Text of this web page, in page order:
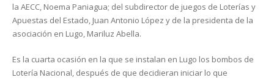
la AECC, Noema Paniagua; del subdirector de juegos de Loterías y
Apuestas del Estado, Juan Antonio López y de la presidenta de la
asociación en Lugo, Mariluz Abella.
Es la cuarta ocasión en la que se instalan en Lugo los bombos de
Lotería Nacional, después de que decidieran iniciar lo que